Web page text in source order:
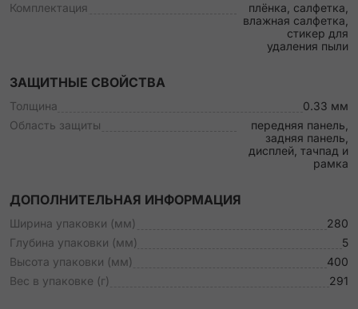
Комплектация
плёнка, салфетка,
влажная салфетка,
стикер для
удаления пыли
ЗАЩИТНЫЕ СВОЙСТВА
Толщина
0.33 мм
Область защиты
передняя панель,
задняя панель,
дисплей, тачпад и
рамка
ДОПОЛНИТЕЛЬНАЯ ИНФОРМАЦИЯ
Ширина упаковки (мм)
280
Глубина упаковки (мм)
5
Высота упаковки (мм)
400
Вес в упаковке (г)
291